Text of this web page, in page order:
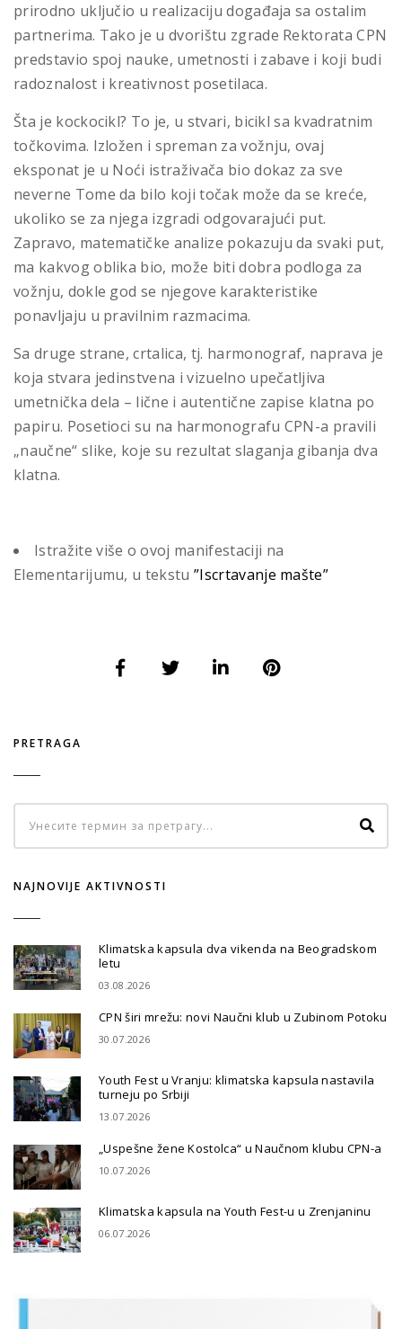
prirodno uključio u realizaciju događaja sa ostalim
partnerima. Tako je u dvorištu zgrade Rektorata CPN
predstavio spoj nauke, umetnosti i zabave i koji budi
radoznalost i kreativnost posetilaca.
Šta je kockocikl? To je, u stvari, bicikl sa kvadratnim
točkovima. Izložen i spreman za vožnju, ovaj
eksponat je u Noći istraživača bio dokaz za sve
neverne Tome da bilo koji točak može da se kreće,
ukoliko se za njega izgradi odgovarajući put.
Zapravo, matematičke analize pokazuju da svaki put,
ma kakvog oblika bio, može biti dobra podloga za
vožnju, dokle god se njegove karakteristike
ponavljaju u pravilnim razmacima.
Sa druge strane, crtalica, tj. harmonograf, naprava je
koja stvara jedinstvena i vizuelno upečatljiva
umetnička dela – lične i autentične zapise klatna po
papiru. Posetioci su na harmonografu CPN-a pravili
„naučne“ slike, koje su rezultat slaganja gibanja dva
klatna.
Istražite više o ovoj manifestaciji na
Elementarijumu, u tekstu”Iscrtavanje mašte”
PRETRAGA
NAJNOVIJE AKTIVNOSTI
Klimatska kapsula dva vikenda na Beogradskom
letu
03.08.2026
CPN širi mrežu: novi Naučni klub u Zubinom Potoku
30.07.2026
Youth Fest u Vranju: klimatska kapsula nastavila
turneju po Srbiji
13.07.2026
„Uspešne žene Kostolca“ u Naučnom klubu CPN-a
10.07.2026
Klimatska kapsula na Youth Fest-u u Zrenjaninu
06.07.2026